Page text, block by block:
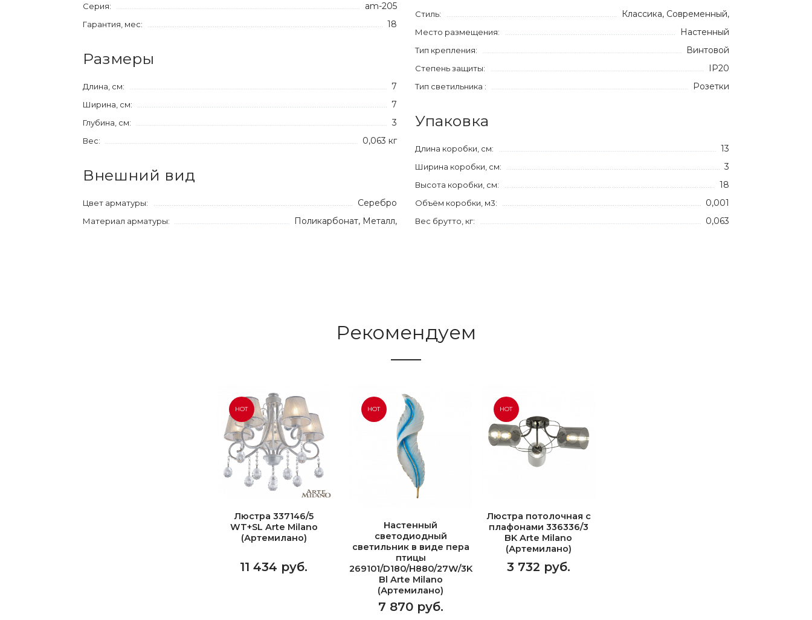
Серия: am-205
Гарантия, мес: 18
Размеры
Длина, см: 7
Ширина, см: 7
Глубина, см: 3
Вес: 0,063 кг
Внешний вид
Цвет арматуры: Серебро
Материал арматуры: Поликарбонат, Металл,
Стиль: Классика, Современный,
Место размещения: Настенный
Тип крепления: Винтовой
Степень защиты: IP20
Тип светильника : Розетки
Упаковка
Длина коробки, см: 13
Ширина коробки, см: 3
Высота коробки, см: 18
Объём коробки, м3: 0,001
Вес брутто, кг: 0,063
Рекомендуем
HOT
Люстра 337146/5
WT+SL Arte Milano
(Артемилано)
11 434 руб.
HOT
Настенный
светодиодный
светильник в виде пера
птицы
269101/D180/H880/27W/3K
Bl Arte Milano
(Артемилано)
7 870 руб.
HOT
Люстра потолочная с
плафонами 336336/3
BK Arte Milano
(Артемилано)
3 732 руб.